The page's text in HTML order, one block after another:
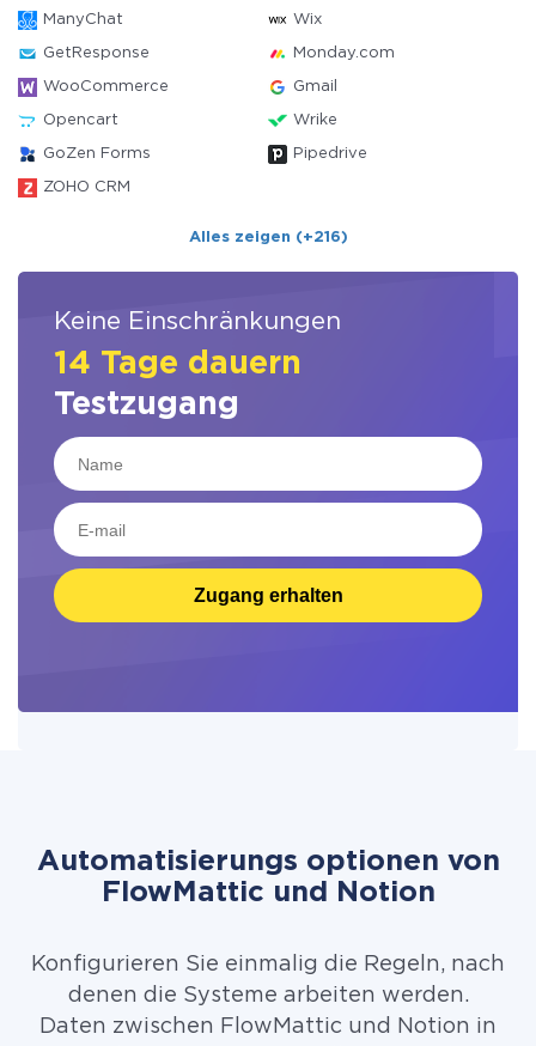
ManyChat Wix
GetResponse Monday.com
WooCommerce Gmail
Opencart Wrike
GoZen Forms Pipedrive
ZOHO CRM
Alles zeigen (+216)
Keine Einschränkungen
14 Tage dauern
Testzugang
Zugang erhalten
Automatisierungs optionen von
FlowMattic und Notion
Konfigurieren Sie einmalig die Regeln, nach
denen die Systeme arbeiten werden.
Daten zwischen FlowMattic und Notion in